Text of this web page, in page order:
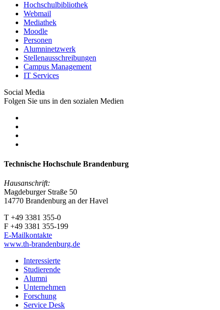
Hochschulbibliothek
Webmail
Mediathek
Moodle
Personen
Alumninetzwerk
Stellenausschreibungen
Campus Management
IT Services
Social Media
Folgen Sie uns in den sozialen Medien
Technische Hochschule Brandenburg
Hausanschrift:
Magdeburger Straße 50
14770 Brandenburg an der Havel
T +49 3381 355-0
F +49 3381 355-199
E-Mailkontakte
www.th-brandenburg.de
Interessierte
Studierende
Alumni
Unternehmen
Forschung
Service Desk